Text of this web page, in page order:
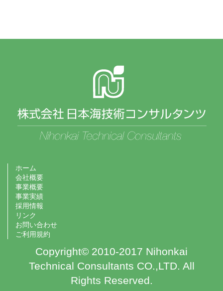
ホーム
会社概要
事業概要
事業実績
採用情報
リンク
お問い合わせ
ご利用規約
Copyright© 2010-2017 Nihonkai
Technical Consultants CO.,LTD. All
Rights Reserved.